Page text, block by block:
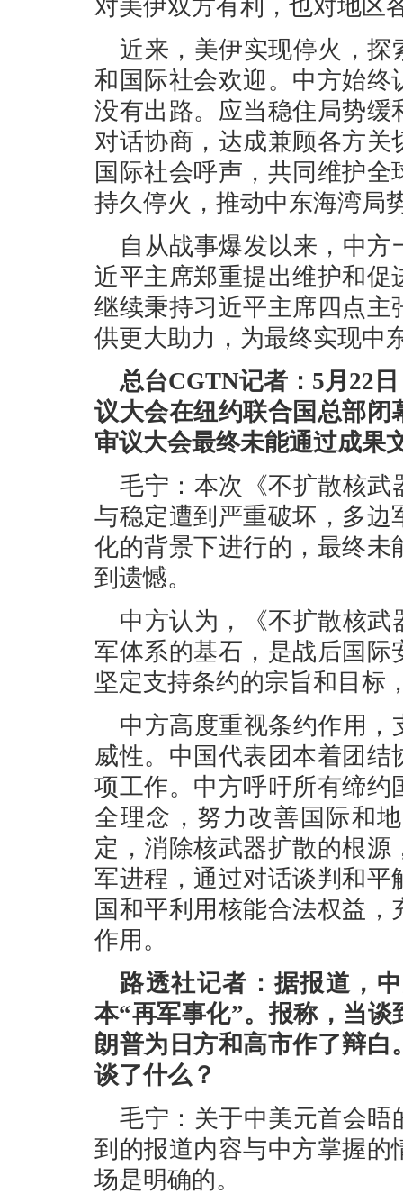
对美伊双方有利，也对地区
近来，美伊实现停火，
和国际社会欢迎。中方始
没有出路。应当稳住局势
对话协商，达成兼顾各方
国际社会呼声，共同维护
持久停火，推动中东海湾局
自从战事爆发以来，中
近平主席郑重提出维护和
继续秉持习近平主席四点
供更大助力，为最终实现中
总台CGTN记者：5月22
议大会在纽约联合国总部
审议大会最终未能通过成果
毛宁：本次《不扩散核武
与稳定遭到严重破坏，多
化的背景下进行的，最终
到遗憾。
中方认为，《不扩散核
军体系的基石，是战后国
坚定支持条约的宗旨和目标
中方高度重视条约作用
威性。中国代表团本着团
项工作。中方呼吁所有缔
全理念，努力改善国际和
定，消除核武器扩散的根
军进程，通过对话谈判和
国和平利用核能合法权益
作用。
路透社记者：据报道，
本“再军事化”。报称，当
朗普为日方和高市作了辩
谈了什么？
毛宁：关于中美元首会晤
到的报道内容与中方掌握
场是明确的。